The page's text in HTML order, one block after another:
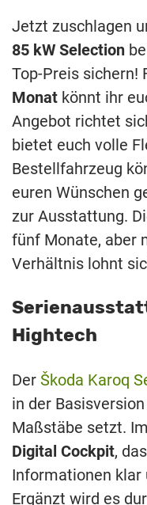
Jetzt zuschlagen
85 kW Selection
Top-Preis sichern!
Monat könnt ihr
Angebot richtet
bietet euch volle
Bestellfahrzeug
euren Wünschen
zur Ausstattung.
fünf Monate, aber
Verhältnis lohnt
Hightech
Der Škoda Karoq
in der
Maßstäbe setzt.
Digital Cockpit,
Informationen
Ergänzt wird es